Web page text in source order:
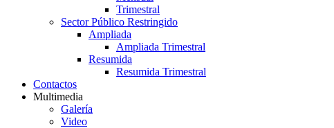
Trimestral
Sector Público Restringido
Ampliada
Ampliada Trimestral
Resumida
Resumida Trimestral
Contactos
Multimedia
Galería
Video